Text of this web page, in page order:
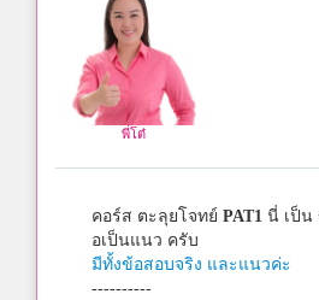
พี่โต๋
คอร์ส ตะลุยโจทย์ PAT1 นี่ เป็น
อเป็นแนว ครับ
มีทั้งข้อสอบจริง และแนวค่ะ
----------